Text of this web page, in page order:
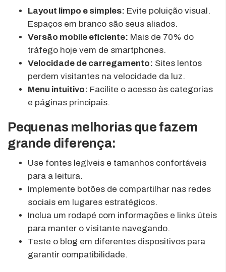
Layout limpo e simples: Evite poluição visual.
Espaços em branco são seus aliados.
Versão mobile eficiente: Mais de 70% do
tráfego hoje vem de smartphones.
Velocidade de carregamento: Sites lentos
perdem visitantes na velocidade da luz.
Menu intuitivo: Facilite o acesso às categorias
e páginas principais.
Pequenas melhorias que fazem
grande diferença:
Use fontes legíveis e tamanhos confortáveis
para a leitura.
Implemente botões de compartilhar nas redes
sociais em lugares estratégicos.
Inclua um rodapé com informações e links úteis
para manter o visitante navegando.
Teste o blog em diferentes dispositivos para
garantir compatibilidade.